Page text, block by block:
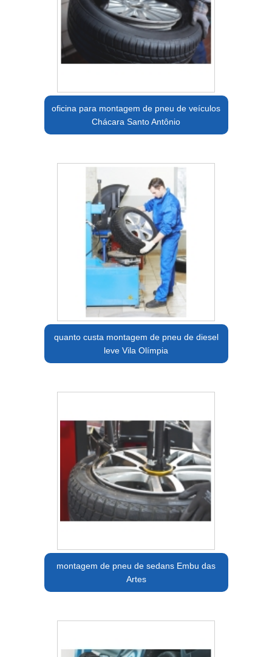
oficina para montagem de pneu de veículos
Chácara Santo Antônio
quanto custa montagem de pneu de diesel
leve Vila Olímpia
montagem de pneu de sedans Embu das
Artes